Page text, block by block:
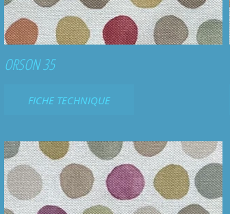
ORSON 35
FICHE TECHNIQUE